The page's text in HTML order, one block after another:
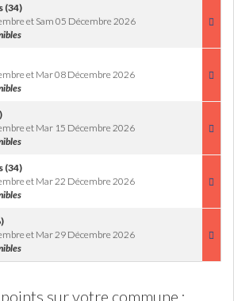
(34)
et Sam 05 Décembre 2026
et Mar 08 Décembre 2026
et Mar 15 Décembre 2026
(34)
et Mar 22 Décembre 2026
et Mar 29 Décembre 2026
sur votre commune :